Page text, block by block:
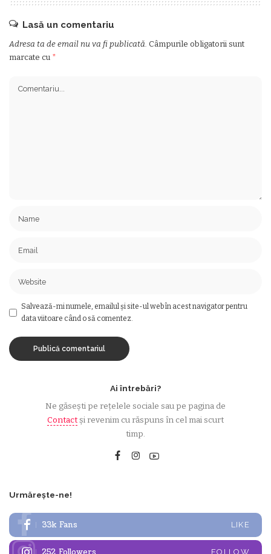
Lasă un comentariu
Adresa ta de email nu va fi publicată. Câmpurile obligatorii sunt
marcate cu *
Salvează-mi numele, emailul și site-ul web în acest navigator pentru
data viitoare când o să comentez.
Ai întrebări?
Ne găsești pe rețelele sociale sau pe pagina de
Contactși revenim cu răspuns în cel mai scurt
timp.
Urmărește-ne!
33k Fans LIKE
FOLLOW